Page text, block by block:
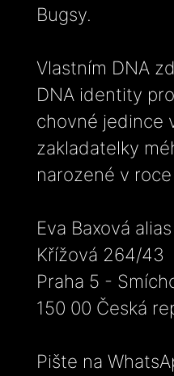
Bugsy.
Vlastním DNA
DNA identity
chovné jedince
zakladatelky
narozené v
Eva Baxová
Křížová 264/43
Praha 5 -
150 00 Česká
Pište na